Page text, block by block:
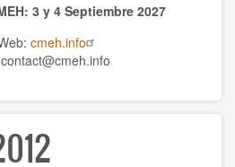
3 y 4 Septiembre 2027
cmeh.info